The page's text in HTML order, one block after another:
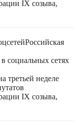
IX созыва,
Российская
социальных сетях
третьей неделе
IX созыва,